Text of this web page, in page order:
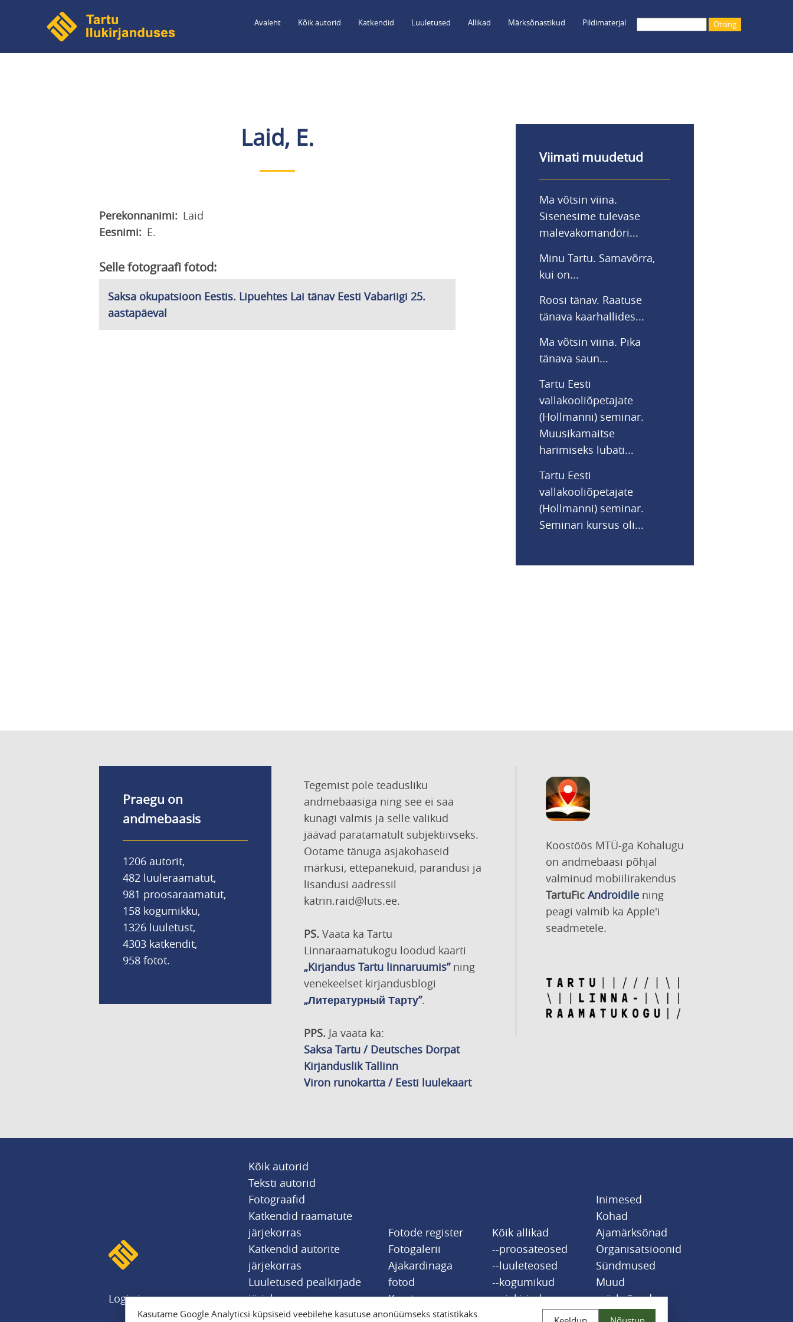
juurde
Avaleht Kõik autorid Katkendid Luuletused Allikad Märksõnastikud Pildimaterjal
Laid, E.
Perekonnanimi
Laid
Eesnimi
E.
Selle fotograafi fotod:
Saksa okupatsioon Eestis. Lipuehtes Lai tänav Eesti Vabariigi 25.
aastapäeval
Viimati muudetud
Ma võtsin viina.
Sisenesime tulevase
malevakomandöri...
Minu Tartu. Samavõrra,
kui on...
Roosi tänav. Raatuse
tänava kaarhallides...
Ma võtsin viina. Pika
tänava saun...
Tartu Eesti
vallakooliõpetajate
(Hollmanni) seminar.
Muusikamaitse
harimiseks lubati...
Tartu Eesti
vallakooliõpetajate
(Hollmanni) seminar.
Seminari kursus oli...
Praegu on
andmebaasis
1206 autorit,
482 luuleraamatut,
981 proosaraamatut,
158 kogumikku,
1326 luuletust,
4303 katkendit,
958 fotot.
Tegemist pole teadusliku
andmebaasiga ning see ei saa
kunagi valmis ja selle valikud
jäävad paratamatult subjektiivseks.
Ootame tänuga asjakohaseid
märkusi, ettepanekuid, parandusi ja
lisandusi aadressil
katrin.raid@luts.ee.
PS. Vaata ka Tartu
Linnaraamatukogu loodud kaarti
„Kirjandus Tartu linnaruumis”ning
venekeelset kirjandusblogi
„Литературный Тарту”.
PPS. Ja vaata ka:
Saksa Tartu / Deutsches Dorpat
Kirjanduslik Tallinn
Viron runokartta / Eesti luulekaart
Koostöös MTÜ-ga Kohalugu
on andmebaasi põhjal
valminud mobiilirakendus
TartuFic Androidilening
peagi valmib ka Apple'i
seadmetele.
Logi sisse
Kõik autorid
Teksti autorid
Fotograafid
Katkendid raamatute
järjekorras
Katkendid autorite
järjekorras
Luuletused pealkirjade
järjekorras
Fotode register
Fotogalerii
Ajakardinaga
fotod
Kaart
Kõik allikad
--proosateosed
--luuleteosed
--kogumikud
--ajakirjad
Inimesed
Kohad
Ajamärksõnad
Organisatsioonid
Sündmused
Muud
märksõnad
Kasutame Google Analyticsi küpsiseid veebilehe kasutuse anonüümseks statistikaks.